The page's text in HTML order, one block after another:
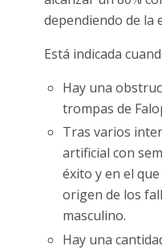
dependiendo de la
Está indicada
Hay una
trompas de
Tras varios
artificial con
éxito y en el
origen de los
masculino.
Hay una